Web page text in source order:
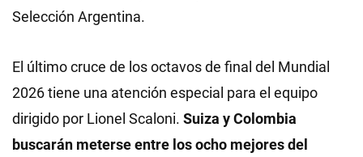
Selección Argentina.
El último cruce de los octavos de final del Mundial
2026 tiene una atención especial para el equipo
dirigido por Lionel Scaloni. Suiza y Colombia
buscarán meterse entre los ocho mejores del